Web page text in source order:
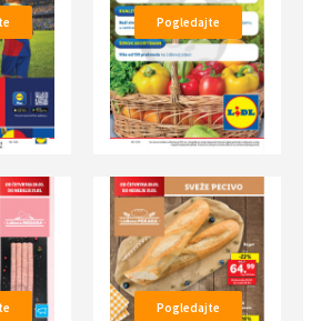
Pogledajte
Pogledajte